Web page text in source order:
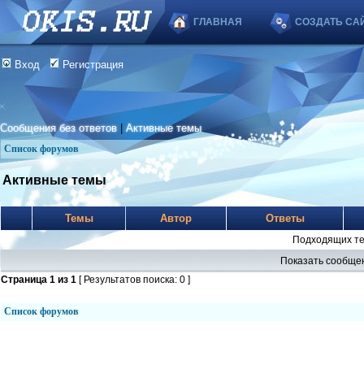
ГЛАВНАЯ СОЗДАТЬ
Вход Регистрация
Сообщения без ответов |Активные темы
Список форумов
Активные темы
Темы Автор Ответы
Подходящих
Показать
Страница 1 из 1 [ Результатов поиска: 0 ]
Список форумов